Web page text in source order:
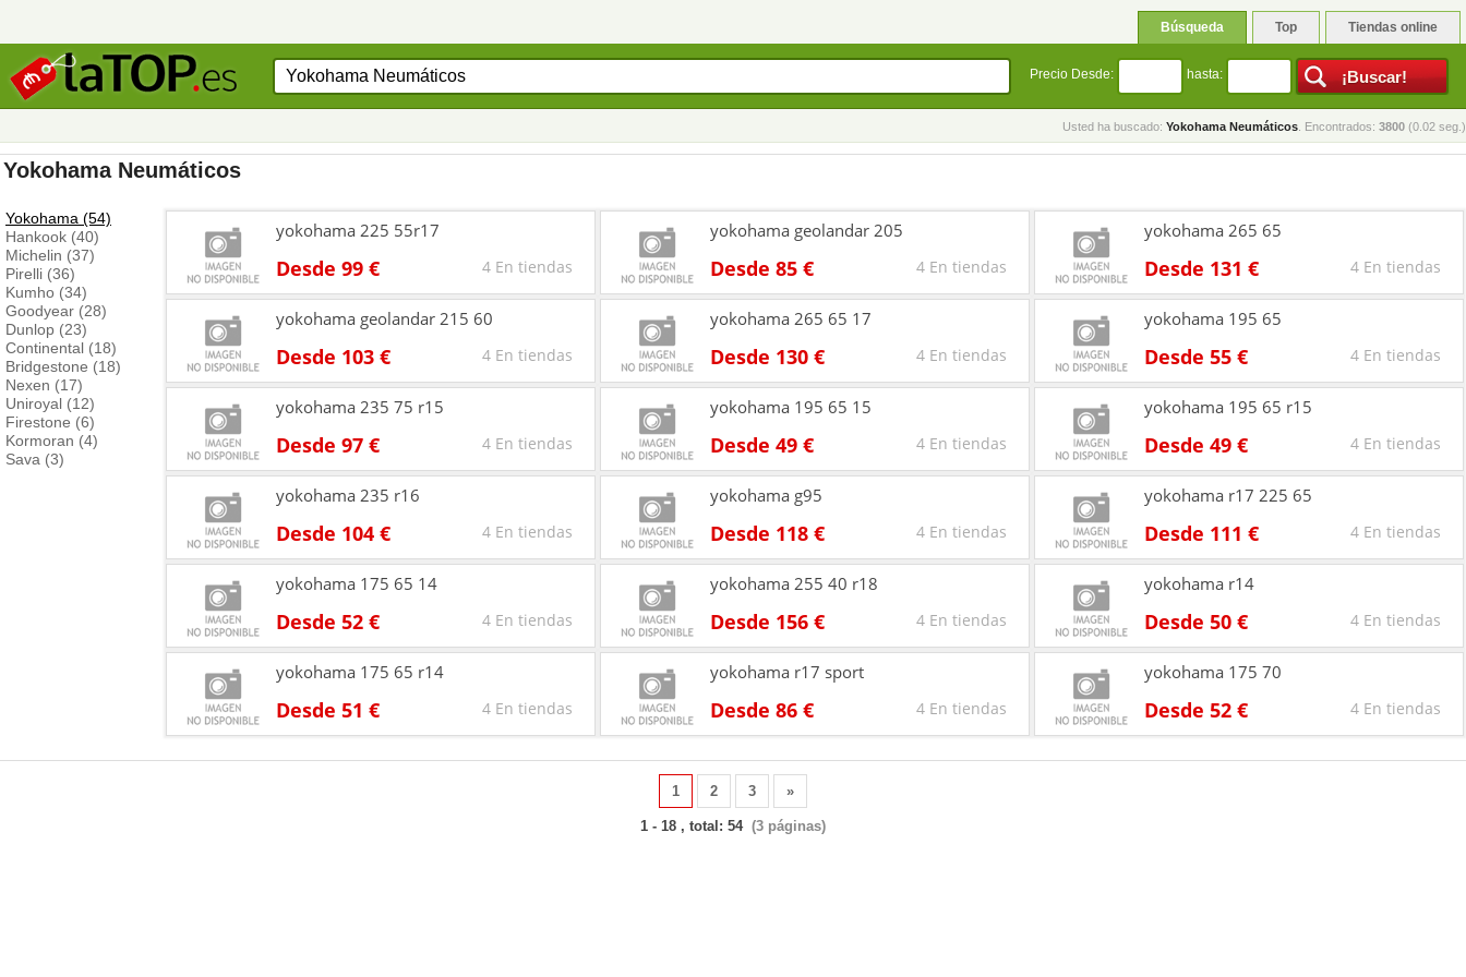
Búsqueda Top Tiendas online
Precio Desde: hasta:
Usted ha buscado: Yokohama Neumáticos . Encontrados: 3800 (0.02 seg.)
Yokohama Neumáticos
Yokohama (54)
Hankook (40)
Michelin (37)
Pirelli (36)
Kumho (34)
Goodyear (28)
Dunlop (23)
Continental (18)
Bridgestone (18)
Nexen (17)
Uniroyal (12)
Firestone (6)
Kormoran (4)
Sava (3)
Desde 99 € 4 En tiendas
yokohama 225 55r17
Desde 85 € 4 En tiendas
yokohama geolandar 205
Desde 131 € 4 En tiendas
yokohama 265 65
Desde 103 € 4 En tiendas
yokohama geolandar 215 60
Desde 130 € 4 En tiendas
yokohama 265 65 17
Desde 55 € 4 En tiendas
yokohama 195 65
Desde 97 € 4 En tiendas
yokohama 235 75 r15
Desde 49 € 4 En tiendas
yokohama 195 65 15
Desde 49 € 4 En tiendas
yokohama 195 65 r15
Desde 104 € 4 En tiendas
yokohama 235 r16
Desde 118 € 4 En tiendas
yokohama g95
Desde 111 € 4 En tiendas
yokohama r17 225 65
Desde 52 € 4 En tiendas
yokohama 175 65 14
Desde 156 € 4 En tiendas
yokohama 255 40 r18
Desde 50 € 4 En tiendas
yokohama r14
Desde 51 € 4 En tiendas
yokohama 175 65 r14
Desde 86 € 4 En tiendas
yokohama r17 sport
Desde 52 € 4 En tiendas
yokohama 175 70
1 2 3 »
1 - 18 , total: 54(3 páginas)